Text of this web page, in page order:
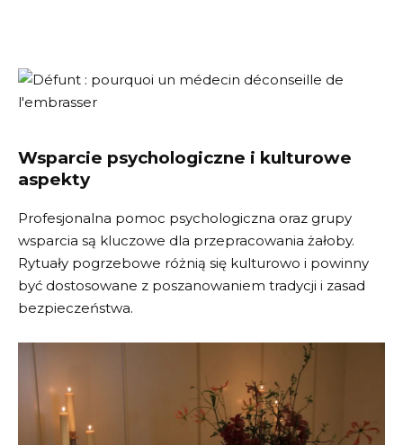
Wsparcie psychologiczne i kulturowe
aspekty
Profesjonalna pomoc psychologiczna oraz grupy
wsparcia są kluczowe dla przepracowania żałoby.
Rytuały pogrzebowe różnią się kulturowo i powinny
być dostosowane z poszanowaniem tradycji i zasad
bezpieczeństwa.